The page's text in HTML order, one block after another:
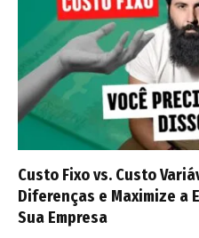
Custo Fixo vs. Custo
Diferenças e Maximize a
Sua Empresa